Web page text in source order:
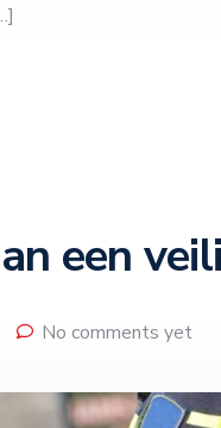
een
No comments yet